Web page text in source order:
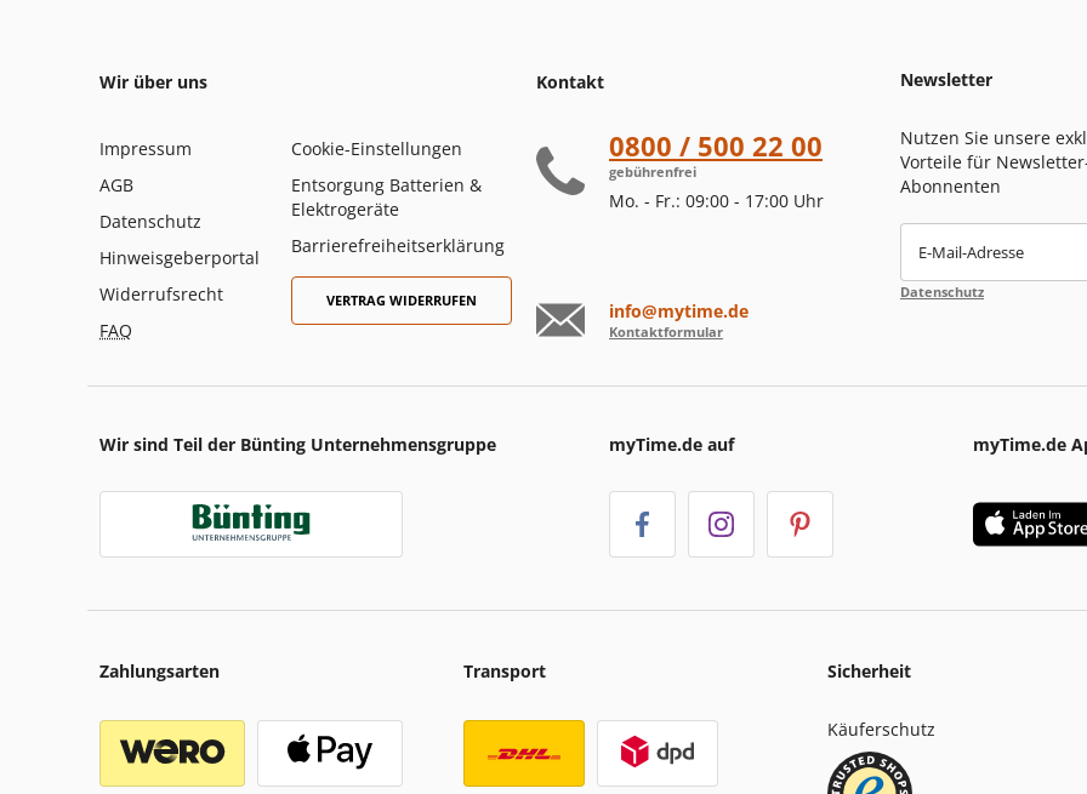
Wir über uns
Impressum
AGB
Datenschutz
Hinweisgeberportal
Widerrufsrecht
FAQ
Cookie-Einstellungen
Entsorgung Batterien &
Elektrogeräte
Barrierefreiheitserklärung
VERTRAG WIDERRUFEN
Kontakt
0800 / 500 22 00
gebührenfrei
Mo. - Fr.: 09:00 - 17:00 Uhr
info@mytime.de
Kontaktformular
Newsletter
Nutzen Sie unsere
Vorteile für
Abonnenten
E-Mail-Adresse
Datenschutz
Wir sind Teil der Bünting Unternehmensgruppe myTime.de auf myTime.de
Zahlungsarten Transport Sicherheit
Käuferschutz